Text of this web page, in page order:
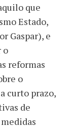
que
Estado,
Gaspar), e
o
reformas
o
curto prazo,
de